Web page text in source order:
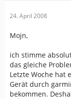
24. April 2008
Mojn,
ich stimme
das gleiche
Letzte Woche hat
Gerät durch
bekommen.